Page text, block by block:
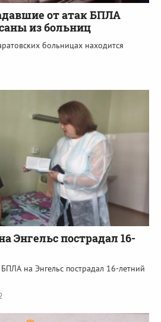
от атак БПЛА
из больниц
больницах находится
Энгельс пострадал 16-
на Энгельс пострадал 16-летний